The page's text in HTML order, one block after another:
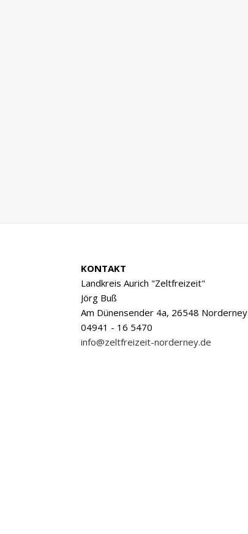
KONTAKT
Landkreis Aurich "Zeltfreizeit"
Jörg Buß
Am Dünensender 4a, 26548 Norderney
04941 - 16 5470
info@zeltfreizeit-norderney.de